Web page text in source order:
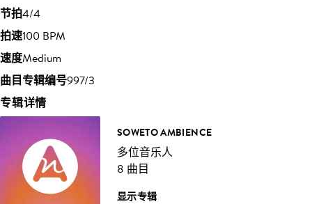
节拍4/4
拍速100 BPM
速度Medium
曲目专辑编号997/3
专辑详情
SOWETO AMBIENCE
多位音乐人
8 曲目
显示专辑